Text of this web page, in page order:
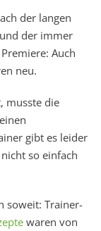
der langen
der immer
Auch
neu.
musste die
gibt es leider
so einfach
soweit: Trainer-
waren von